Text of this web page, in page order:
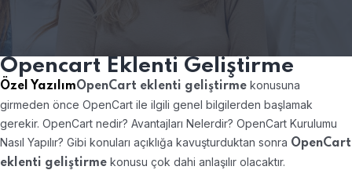
Opencart Eklenti Geliştirme
Özel YazılımOpenCart eklenti geliştirme konusuna
girmeden önce OpenCart ile ilgili genel bilgilerden başlamak
gerekir. OpenCart nedir? Avantajları Nelerdir? OpenCart Kurulumu
Nasıl Yapılır? Gibi konuları açıklığa kavuşturduktan sonra OpenCart
eklenti geliştirme konusu çok dahi anlaşılır olacaktır.